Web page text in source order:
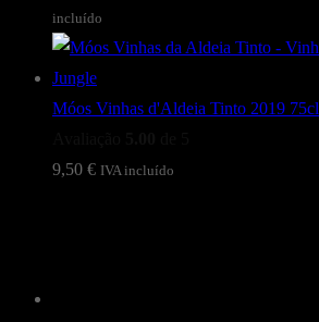
incluído
Móos Vinhas d'Aldeia Tinto 2019 75cl
9,50 € IVA incluído